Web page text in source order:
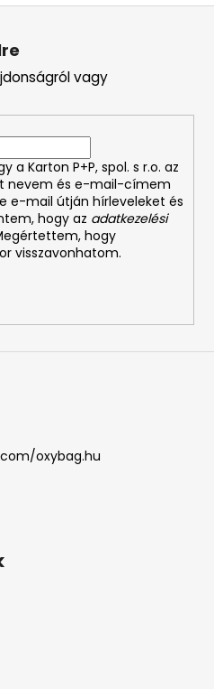
vagy
a Karton P+P, spol. s r.o. az
nevem és e-mail-címem
e-mail útján hírleveleket és
hogy az adatkezelési
hogy
visszavonhatom.
oxybag.hu